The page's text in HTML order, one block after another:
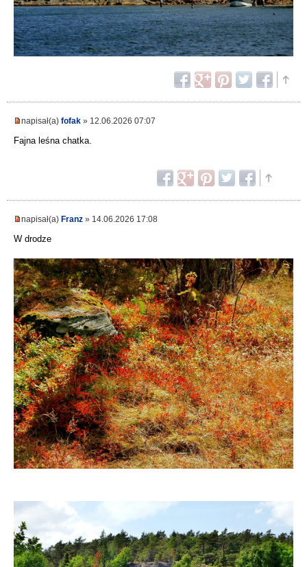
napisał(a) fofak » 12.06.2026 07:07
Fajna leśna chatka.
napisał(a) Franz » 14.06.2026 17:08
W drodze